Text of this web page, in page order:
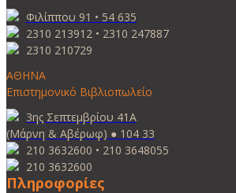
Φιλίππου 91 • 54 635
2310 213912 • 2310 247887
2310 210729
ΑΘΗΝΑ
Επιστημονικό Βιβλιοπωλείο
3ης Σεπτεμβρίου 41Α
(Μάρνη & Αβέρωφ) ● 104 33
210 3632600 • 210 3648055
210 3632600
Πληροφορίες